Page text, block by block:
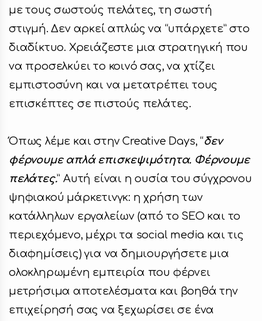
με τους σωστούς πελάτες, τη σωστή
στιγμή. Δεν αρκεί απλώς να “υπάρχετε” στο
διαδίκτυο. Χρειάζεστε μια στρατηγική που
να προσελκύει το κοινό σας, να χτίζει
εμπιστοσύνη και να μετατρέπει τους
επισκέπτες σε πιστούς πελάτες.
Όπως λέμε και στην Creative Days, “δεν
φέρνουμε απλά επισκεψιμότητα. Φέρνουμε
πελάτες.” Αυτή είναι η ουσία του σύγχρονου
ψηφιακού μάρκετινγκ: η χρήση των
κατάλληλων εργαλείων (από το SEO και το
περιεχόμενο, μέχρι τα social media και τις
διαφημίσεις) για να δημιουργήσετε μια
ολοκληρωμένη εμπειρία που φέρνει
μετρήσιμα αποτελέσματα και βοηθά την
επιχείρησή σας να ξεχωρίσει σε ένα